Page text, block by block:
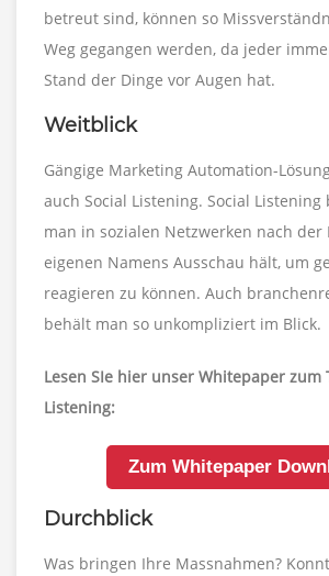
betreut sind, können so
Weg gegangen werden, da jeder
Stand der Dinge vor Augen hat.
Weitblick
Gängige Marketing Automation-
auch Social Listening. Social Listening
man in sozialen Netzwerken nach der
eigenen Namens Ausschau hält, um
reagieren zu können. Auch
behält man so unkompliziert im Blick.
Lesen SIe hier unser Whitepaper zum
Listening:
Zum Whitepaper
Durchblick
Was bringen Ihre Massnahmen?